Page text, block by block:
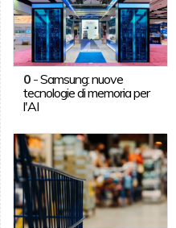
0-Samsung: nuove
tecnologie di memoria per
l'AI